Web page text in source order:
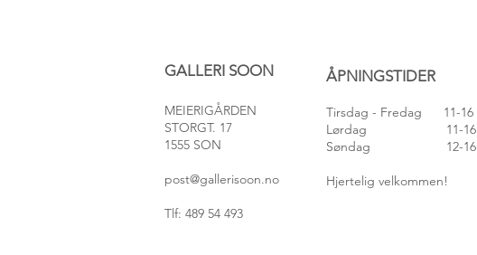
GALLERI SOON
MEIERIGÅRDEN
STORGT. 17
1555 SON
post@gallerisoon.no
Tlf: 489 54 493
ÅPNINGSTIDER
Tirsdag - Fredag 11-16
Lørdag 11-16
Søndag 12-16
Hjertelig velkommen!